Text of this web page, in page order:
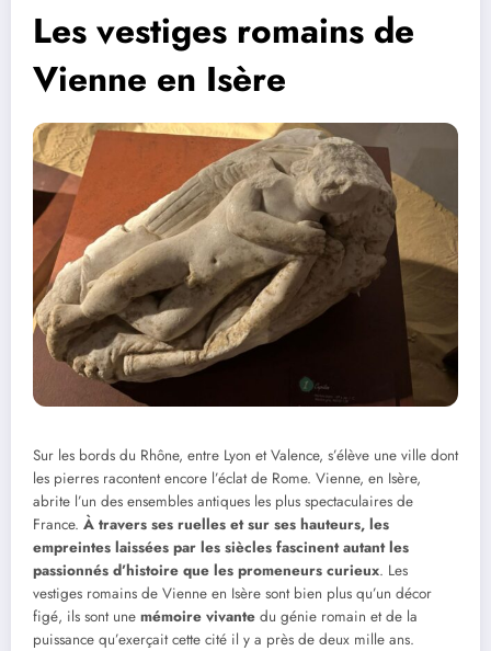
Les vestiges romains de
Vienne en Isère
Sur les bords du Rhône, entre Lyon et Valence, s’élève une ville dont
les pierres racontent encore l’éclat de Rome. Vienne, en Isère,
abrite l’un des ensembles antiques les plus spectaculaires de
France. À travers ses ruelles et sur ses hauteurs, les
empreintes laissées par les siècles fascinent autant les
passionnés d’histoire que les promeneurs curieux. Les
vestiges romains de Vienne en Isère sont bien plus qu’un décor
figé, ils sont une mémoire vivante du génie romain et de la
puissance qu’exerçait cette cité il y a près de deux mille ans.